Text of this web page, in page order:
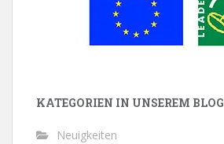
KATEGORIEN IN UNSEREM BLOG
Neuigkeiten